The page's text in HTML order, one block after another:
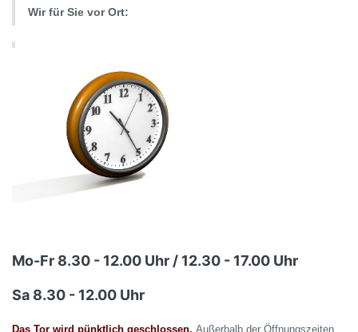
Wir für Sie vor Ort:
Mo-Fr 8.30 - 12.00 Uhr / 12.30 - 17.00 Uhr
Sa 8.30 - 12.00 Uhr
Das Tor wird pünktlich geschlossen. Außerhalb der Öffnungszeiten